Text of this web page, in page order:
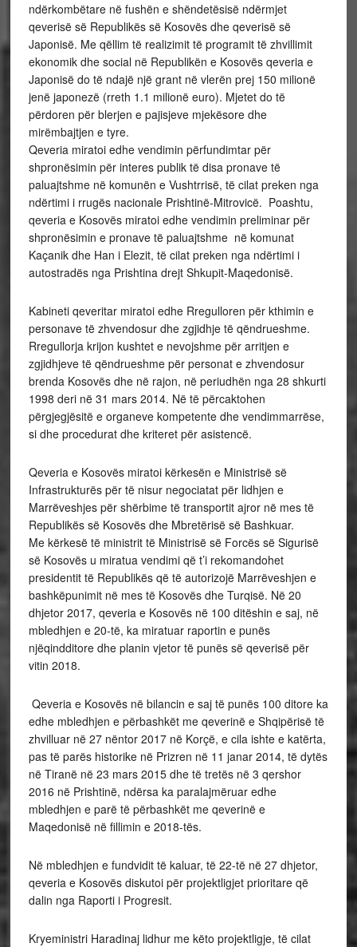
ndërkombëtare në fushën e shëndetësisë ndërmjet
qeverisë së Republikës së Kosovës dhe qeverisë së
Japonisë. Me qëllim të realizimit të programit të zhvillimit
ekonomik dhe social në Republikën e Kosovës qeveria e
Japonisë do të ndajë një grant në vlerën prej 150 milionë
jenë japonezë (rreth 1.1 milionë euro). Mjetet do të
përdoren për blerjen e pajisjeve mjekësore dhe
mirëmbajtjen e tyre.
Qeveria miratoi edhe vendimin përfundimtar për
shpronësimin për interes publik të disa pronave të
paluajtshme në komunën e Vushtrrisë, të cilat preken nga
ndërtimi i rrugës nacionale Prishtinë-Mitrovicë. Poashtu,
qeveria e Kosovës miratoi edhe vendimin preliminar për
shpronësimin e pronave të paluajtshme në komunat
Kaçanik dhe Han i Elezit, të cilat preken nga ndërtimi i
autostradës nga Prishtina drejt Shkupit-Maqedonisë.
Kabineti qeveritar miratoi edhe Rregulloren për kthimin e
personave të zhvendosur dhe zgjidhje të qëndrueshme.
Rregullorja krijon kushtet e nevojshme për arritjen e
zgjidhjeve të qëndrueshme për personat e zhvendosur
brenda Kosovës dhe në rajon, në periudhën nga 28 shkurti
1998 deri në 31 mars 2014. Në të përcaktohen
përgjegjësitë e organeve kompetente dhe vendimmarrëse,
si dhe procedurat dhe kriteret për asistencë.
Qeveria e Kosovës miratoi kërkesën e Ministrisë së
Infrastrukturës për të nisur negociatat për lidhjen e
Marrëveshjes për shërbime të transportit ajror në mes të
Republikës së Kosovës dhe Mbretërisë së Bashkuar.
Me kërkesë të ministrit të Ministrisë së Forcës së Sigurisë
së Kosovës u miratua vendimi që t’i rekomandohet
presidentit të Republikës që të autorizojë Marrëveshjen e
bashkëpunimit në mes të Kosovës dhe Turqisë. Në 20
dhjetor 2017, qeveria e Kosovës në 100 ditëshin e saj, në
mbledhjen e 20-të, ka miratuar raportin e punës
njëqindditore dhe planin vjetor të punës së qeverisë për
vitin 2018.
Qeveria e Kosovës në bilancin e saj të punës 100 ditore ka
edhe mbledhjen e përbashkët me qeverinë e Shqipërisë të
zhvilluar në 27 nëntor 2017 në Korçë, e cila ishte e katërta,
pas të parës historike në Prizren në 11 janar 2014, të dytës
në Tiranë në 23 mars 2015 dhe të tretës në 3 qershor
2016 në Prishtinë, ndërsa ka paralajmëruar edhe
mbledhjen e parë të përbashkët me qeverinë e
Maqedonisë në fillimin e 2018-tës.
Në mbledhjen e fundvidit të kaluar, të 22-të në 27 dhjetor,
qeveria e Kosovës diskutoi për projektligjet prioritare që
dalin nga Raporti i Progresit.
Kryeministri Haradinaj lidhur me këto projektligje, të cilat